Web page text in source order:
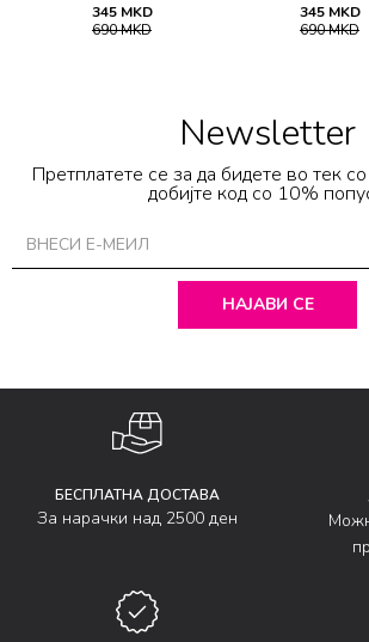
345 MKD
690MKD
345 MKD
690MKD
Newsletter
Претплатете се за да бидете во тек
добијте код со 10%
НАЈАВИ СЕ
БЕСПЛАТНА ДОСТАВА
За нарачки над 2500 ден